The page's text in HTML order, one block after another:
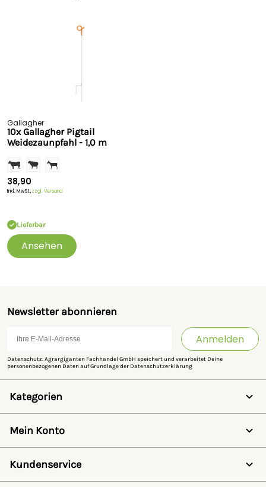
Gallagher
10x Gallagher Pigtail
Weidezaunpfahl - 1,0 m
38,90
Inkl. MwSt.,zzgl. Versand
Lieferbar
Ansehen
Newsletter abonnieren
Anmelden
Datenschutz: Agrargiganten Fachhandel GmbH speichert und verarbeitet Deine
personenbezogenen Daten auf Grundlage der Datenschutzerklärung
Kategorien
Schermaschinen
Futter- & Tränkesysteme
Haus, Hof & Stall
SALE
Mein Konto
Registrieren
Wunschzettel
Passwort vergessen
Kundenservice